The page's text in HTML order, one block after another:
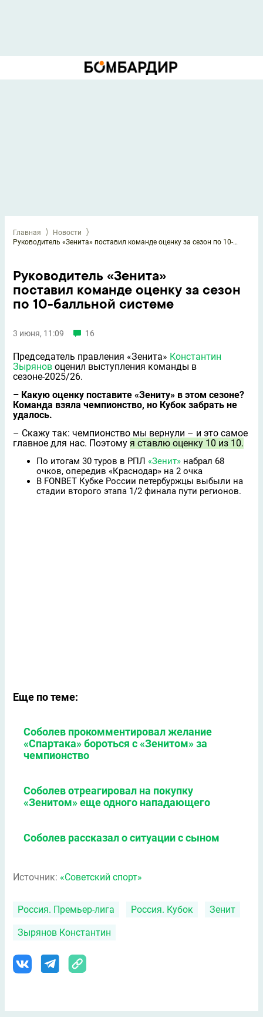
Главная
Новости
Руководитель «Зенита» поставил команде оценку за сезон по 10-балльной системе
Руководитель «Зенита»
поставил команде оценку за сезон
по 10-балльной системе
3 июня, 11:09 16
Председатель правления «Зенита» Константин
Зырянов оценил выступления команды в
сезоне-2025/26.
– Какую оценку поставите «Зениту» в этом сезоне?
Команда взяла чемпионство, но Кубок забрать не
удалось.
– Скажу так: чемпионство мы вернули – и это самое
главное для нас. Поэтому я ставлю оценку 10 из 10.
По итогам 30 туров в РПЛ «Зенит» набрал 68
очков, опередив «Краснодар» на 2 очка
В FONBET Кубке России петербуржцы выбыли на
стадии второго этапа 1/2 финала пути регионов.
Еще по теме:
Соболев прокомментировал желание
«Спартака» бороться с «Зенитом» за
чемпионство
Соболев отреагировал на покупку
«Зенитом» еще одного нападающего
Соболев рассказал о ситуации с сыном
Источник: «Советский спорт»
Россия. Премьер-лига Россия. Кубок Зенит
Зырянов Константин